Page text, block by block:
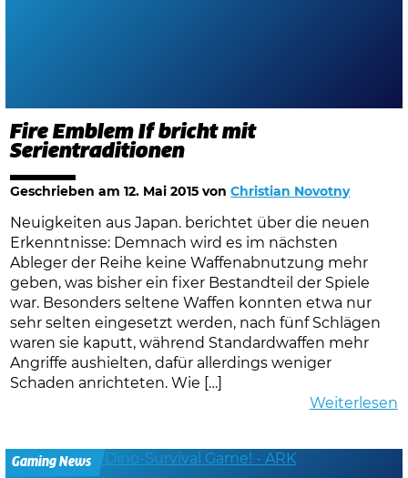
Fire Emblem If bricht mit
Serientraditionen
Geschrieben am12. Mai 2015 vonChristian Novotny
Neuigkeiten aus Japan. berichtet über die neuen
Erkenntnisse: Demnach wird es im nächsten
Ableger der Reihe keine Waffenabnutzung mehr
geben, was bisher ein fixer Bestandteil der Spiele
war. Besonders seltene Waffen konnten etwa nur
sehr selten eingesetzt werden, nach fünf Schlägen
waren sie kaputt, während Standardwaffen mehr
Angriffe aushielten, dafür allerdings weniger
Schaden anrichteten. Wie […]
Weiterlesen
Gaming News